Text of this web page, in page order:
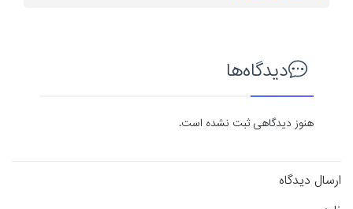
دیدگاه‌ها
هنوز دیدگاهی ثبت نشده است.
ارسال دیدگاه